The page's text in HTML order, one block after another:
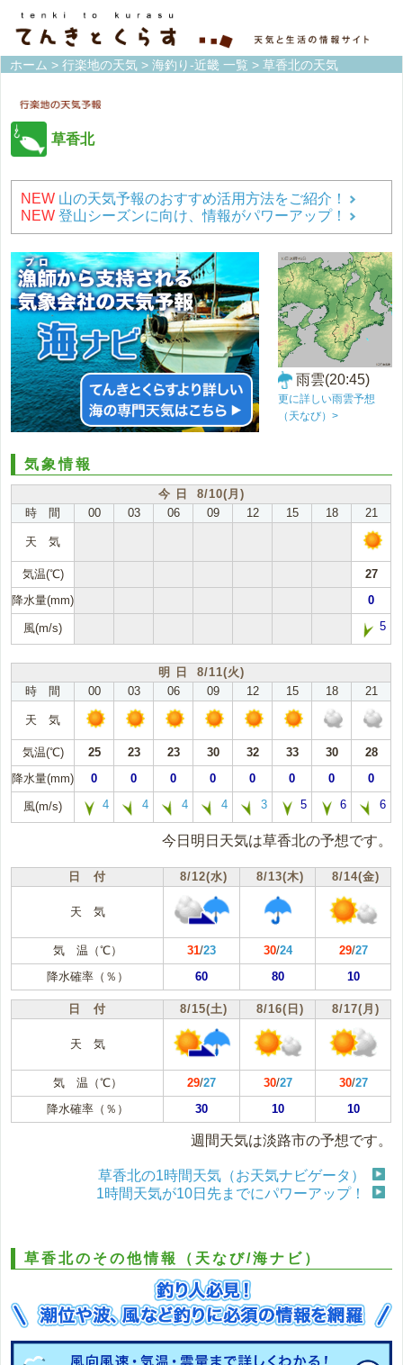
ホーム > 行楽地の天気 > 海釣り-近畿 一覧 > 草香北の天気
草香北
NEW 山の天気予報のおすすめ活用方法をご紹介！
NEW 登山シーズンに向け、情報がパワーアップ！
雨雲(20:45)
更に詳しい雨雲予想
（天なび）>
気象情報
今 日 8/10(月)
時 間
00 03 06 09 12 15 18 21
天 気
気温(℃)
27
降水量(mm)
0
風(m/s) 5
明 日 8/11(火)
時 間
00 03 06 09 12 15 18 21
天 気
気温(℃) 25 23 23 30 32 33 30
28
降水量(mm)
0 0 0 0 0 0 0 0
風(m/s) 4 4 4 4 3 5 6 6
今日明日天気は草香北の予想です。
日 付 8/12(水) 8/13(木) 8/14(金)
天 気
気 温（℃） 31/23 30/24 29/27
降水確率（％）
60 80 10
日 付 8/15(土) 8/16(日) 8/17(月)
天 気
気 温（℃） 29/27 30/27 30/27
降水確率（％）
30 10 10
週間天気は淡路市の予想です。
草香北の1時間天気（お天気ナビゲータ）
1時間天気が10日先までにパワーアップ！
草香北のその他情報（天なび/海ナビ）